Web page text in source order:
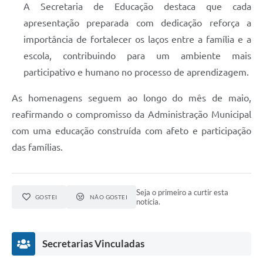
A Secretaria de Educação destaca que cada
apresentação preparada com dedicação reforça a
importância de fortalecer os laços entre a família e a
escola, contribuindo para um ambiente mais
participativo e humano no processo de aprendizagem.
As homenagens seguem ao longo do mês de maio,
reafirmando o compromisso da Administração Municipal
com uma educação construída com afeto e participação
das famílias.
GOSTEI NÃO GOSTEI
Seja o primeiro a curtir esta
notícia.
Secretarias Vinculadas